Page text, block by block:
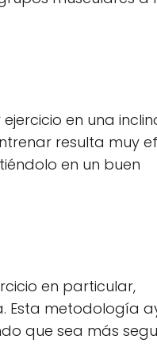
en una
resulta muy
en un buen
en particular,
Esta metodología
que sea más